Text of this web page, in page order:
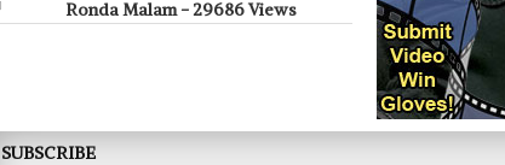
Ronda Malam - 29686 Views
SUBSCRIBE